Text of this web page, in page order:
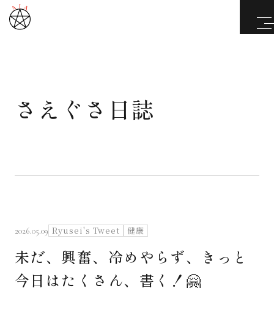
武道と医道
さえぐさ日誌
映像庫
さえぐさ日誌
2026.05.09 Ryusei's Tweet 健康
未だ、興奮、冷めやらず、きっと
今日はたくさん、書く！🤗